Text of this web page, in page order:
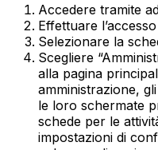
Accedere tramite
Effettuare l’accesso
Selezionare la
Scegliere
alla pagina
amministrazione,
le loro schermate
schede per le
impostazioni di